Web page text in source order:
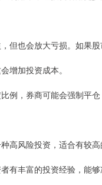
但也会放大亏损。如果
增加投资成本。
例，券商可能会强制平仓
高风险投资，适合有较高
有丰富的投资经验，能够